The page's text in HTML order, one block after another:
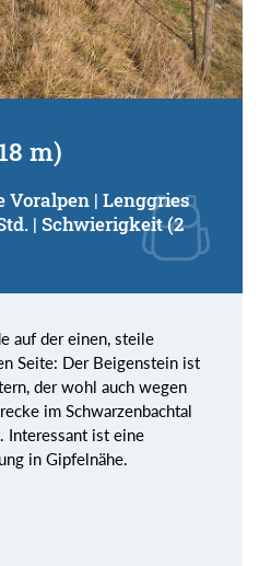
m)
Voralpen | Lenggries
| Schwierigkeit (2
auf der einen, steile
Seite: Der Beigenstein ist
der wohl auch wegen
im Schwarzenbachtal
Interessant ist eine
in Gipfelnähe.